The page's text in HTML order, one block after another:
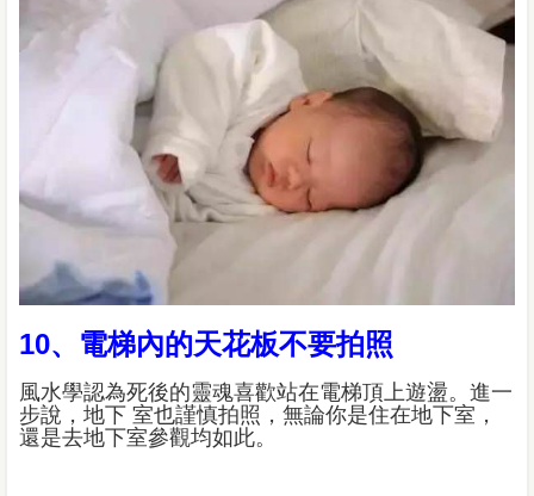
10、電梯內的天花板不要拍照
風水學認為死後的靈魂喜歡站在電梯頂上遊盪。進一
步說，地下 室也謹慎拍照，無論你是住在地下室，
還是去地下室參觀均如此。